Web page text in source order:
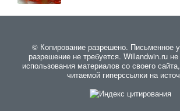
© Копирование разрешено. Письменное
разрешение не требуется. Willandwin.ru
использования материалов со своего
читаемой гиперссылки на